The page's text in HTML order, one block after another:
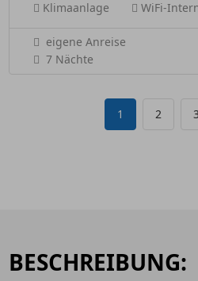
Klimaanlage
WiFi-
eigene Anreise
7 Nächte
1 2 3
BESCHREIBUNG: